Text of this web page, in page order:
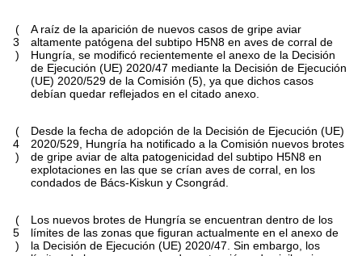
(
3
)
A raíz de la aparición de nuevos casos de gripe aviar
altamente patógena del subtipo H5N8 en aves de corral de
Hungría, se modificó recientemente el anexo de la Decisión
de Ejecución (UE) 2020/47 mediante la Decisión de Ejecución
(UE) 2020/529 de la Comisión (5), ya que dichos casos
debían quedar reflejados en el citado anexo.
(
4
)
Desde la fecha de adopción de la Decisión de Ejecución (UE)
2020/529, Hungría ha notificado a la Comisión nuevos brotes
de gripe aviar de alta patogenicidad del subtipo H5N8 en
explotaciones en las que se crían aves de corral, en los
condados de Bács-Kiskun y Csongrád.
(
5
)
Los nuevos brotes de Hungría se encuentran dentro de los
límites de las zonas que figuran actualmente en el anexo de
la Decisión de Ejecución (UE) 2020/47. Sin embargo, los